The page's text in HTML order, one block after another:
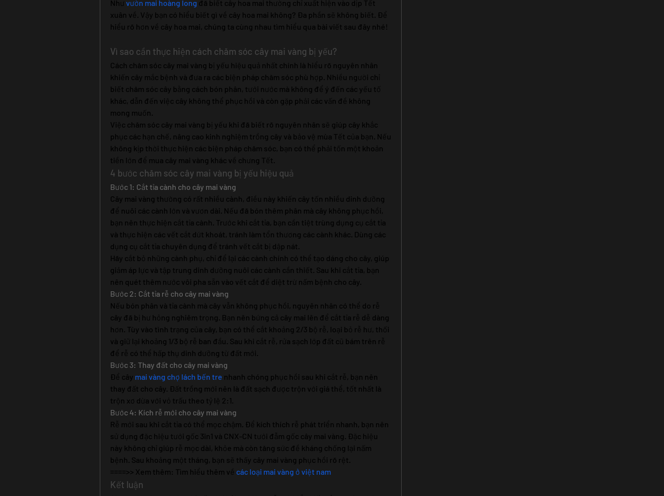
Như vườn mai hoàng long đã biết cây hoa mai thường chỉ xuất hiện vào dịp Tết
xuân về. Vậy bạn có hiểu biết gì về cây hoa mai không? Đa phần sẽ không biết. Để
hiểu rõ hơn về cây hoa mai, chúng ta cùng nhau tìm hiểu qua bài viết sau đây nhé!
Vì sao cần thực hiện cách chăm sóc cây mai vàng bị yếu?
Cách chăm sóc cây mai vàng bị yếu hiệu quả nhất chính là hiểu rõ nguyên nhân
khiến cây mắc bệnh và đưa ra các biện pháp chăm sóc phù hợp. Nhiều người chỉ
biết chăm sóc cây bằng cách bón phân, tưới nước mà không để ý đến các yếu tố
khác, dẫn đến việc cây không thể phục hồi và còn gặp phải các vấn đề không
mong muốn.
Việc chăm sóc cây mai vàng bị yếu khi đã biết rõ nguyên nhân sẽ giúp cây khắc
phục các hạn chế, nâng cao kinh nghiệm trồng cây và bảo vệ mùa Tết của bạn. Nếu
không kịp thời thực hiện các biện pháp chăm sóc, bạn có thể phải tốn một khoản
tiền lớn để mua cây mai vàng khác về chưng Tết.
4 bước chăm sóc cây mai vàng bị yếu hiệu quả
Bước 1: Cắt tỉa cành cho cây mai vàng
Cây mai vàng thường có rất nhiều cành, điều này khiến cây tốn nhiều dinh dưỡng
để nuôi các cành lớn và vươn dài. Nếu đã bón thêm phân mà cây không phục hồi,
bạn nên thực hiện cắt tỉa cành. Trước khi cắt tỉa, bạn cần tiệt trùng dụng cụ cắt tỉa
và thực hiện các vết cắt dứt khoát, tránh làm tổn thương các cành khác. Dùng các
dụng cụ cắt tỉa chuyên dụng để tránh vết cắt bị dập nát.
Hãy cắt bỏ những cành phụ, chỉ để lại các cành chính có thể tạo dáng cho cây, giúp
giảm áp lực và tập trung dinh dưỡng nuôi các cành cần thiết. Sau khi cắt tỉa, bạn
nên quét thêm nước vôi pha sẵn vào vết cắt để diệt trừ nấm bệnh cho cây.
Bước 2: Cắt tỉa rễ cho cây mai vàng
Nếu bón phân và tỉa cành mà cây vẫn không phục hồi, nguyên nhân có thể do rễ
cây đã bị hư hỏng nghiêm trọng. Bạn nên bứng cả cây mai lên để cắt tỉa rễ dễ dàng
hơn. Tùy vào tình trạng của cây, bạn có thể cắt khoảng 2/3 bộ rễ, loại bỏ rễ hư, thối
và giữ lại khoảng 1/3 bộ rễ ban đầu. Sau khi cắt rễ, rửa sạch lớp đất cũ bám trên rễ
để rễ có thể hấp thụ dinh dưỡng từ đất mới.
Bước 3: Thay đất cho cây mai vàng
Để cây mai vàng chợ lách bến tre nhanh chóng phục hồi sau khi cắt rễ, bạn nên
thay đất cho cây. Đất trồng mới nên là đất sạch được trộn với giá thể, tốt nhất là
trộn xơ dừa với vỏ trấu theo tỷ lệ 2:1.
Bước 4: Kích rễ mới cho cây mai vàng
Rễ mới sau khi cắt tỉa có thể mọc chậm. Để kích thích rễ phát triển nhanh, bạn nên
sử dụng đặc hiệu tưới gốc 3in1 và CNX-CN tưới đẫm gốc cây mai vàng. Đặc hiệu
này không chỉ giúp rễ mọc dài, khỏe mà còn tăng sức đề kháng chống lại nấm
bệnh. Sau khoảng một tháng, bạn sẽ thấy cây mai vàng phục hồi rõ rệt.
====>> Xem thêm: Tìm hiểu thêm về các loại mai vàng ở việt nam
Kết luận